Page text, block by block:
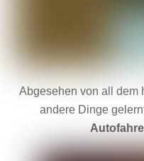
Abgesehen von all dem
andere Dinge